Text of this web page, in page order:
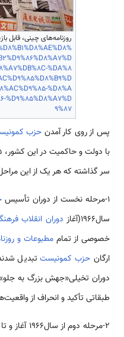
روزنامه‌های چینی، قابل
%DA%8
%D8%A
%D9%85%D8%A7%D
9%87
پس از روی کار آمدن حزب
سر گذاشته که هر یک از این
1-مرحله نخست از دوران تأسیس
سال1966(آغاز
دوران انقلاب
خصوصی از تمام مطبوعات و
ارگان حزب کمونیست تبدیل
طبقاتی تأکید و انحراف از
2-مرحله دوم از سال1966 آغاز و تا سال 1978(پایان